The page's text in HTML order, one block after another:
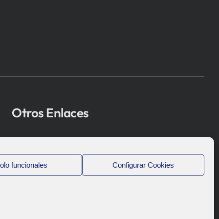
funcionales Configurar Cookies
Otros Enlaces
Bioef
Gobierno Vasco